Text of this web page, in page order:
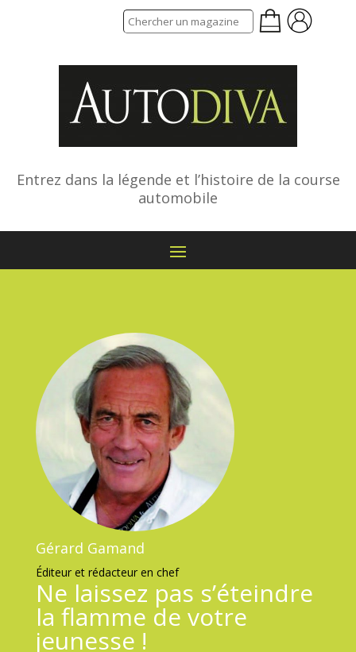
Entrez dans la légende et l’histoire de la course
automobile
Gérard Gamand
Éditeur et rédacteur en chef
Ne laissez pas s’éteindre
la flamme de votre
jeunesse !